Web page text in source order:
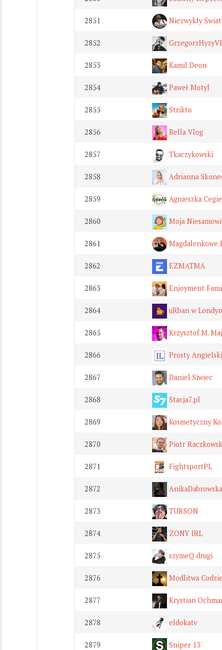
2851 Niezwykły Świat
2852
2853 Kamil Deon
2854 Paweł Motyl
2855 Strikto
2856 Bella Vlog
2857 Tkaczykowski
2858 Adrianna
2859 Agnieszka
2860 Moja
2861 Magdalenkowe
2862 EZMATMA
2863 Enjoyment
2864 uRban w
2865 Krzysztof M. Maj
2866 Prosty
2867 Daniel Siwiec
2868 Stacja7.pl
2869 Kosmetyczny
2870 Piotr
2871 FightsportPL
2872
2873 TURSON
2874 ZONY IRL
2875 szymeQ drugi
2876 Modlitwa
2877 Krystian
2878 eldokatv
2879 Sniper 13'